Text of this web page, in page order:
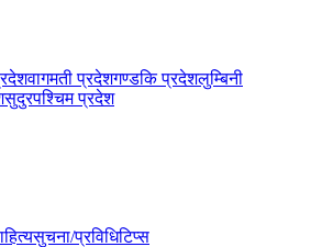
वागमती प्रदेशगण्डकि प्रदेशलुम्बिनी
सुदुरपश्चिम प्रदेश
सुचना/प्रविधिटिप्स